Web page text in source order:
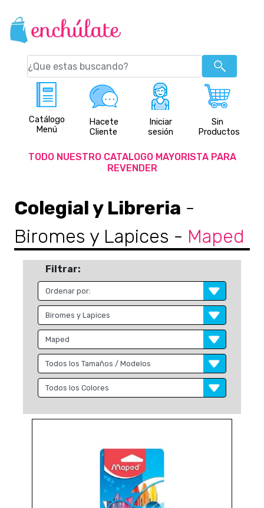
Catálogo
Menú
Hacete
Cliente
Iniciar
sesión
Sin
Productos
TODO NUESTRO CATALOGO MAYORISTA PARA
REVENDER
Colegial y Libreria -
Biromes y Lapices - Maped
Filtrar: